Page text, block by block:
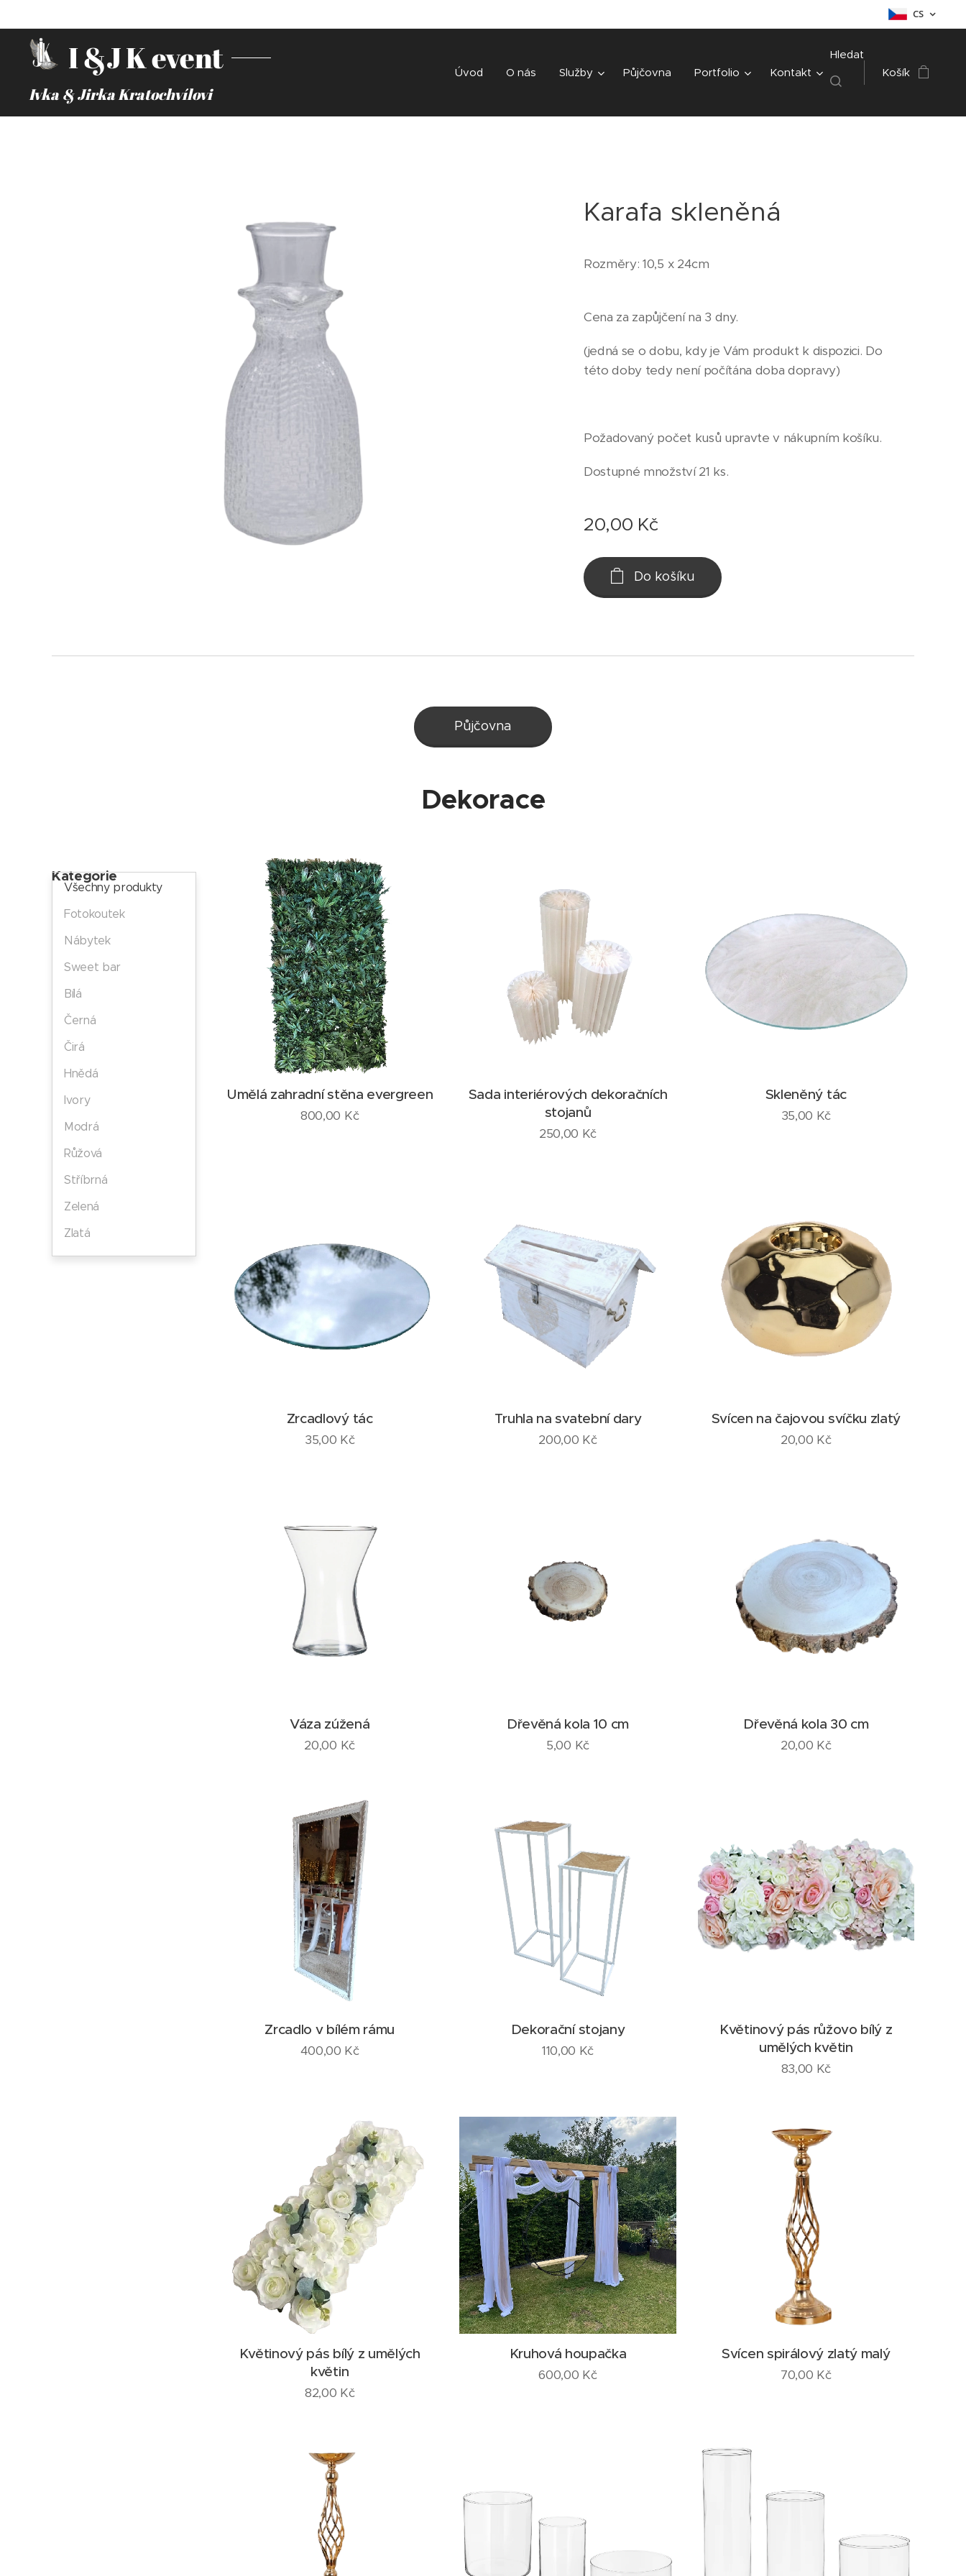
CS
I &J K event
Ivka & Jirka Kratochvílovi
Úvod O nás Služby Půjčovna Portfolio Kontakt
Hledat
Košík
Karafa skleněná
Rozměry: 10,5 x 24cm
Cena za zapůjčení na 3 dny.
(jedná se o dobu, kdy je Vám produkt k dispozici. Do
této doby tedy není počítána doba dopravy)
Požadovaný počet kusů upravte v nákupním košíku.
Dostupné množství 21 ks.
20,00 Kč
Do košíku
Půjčovna
Dekorace
Kategorie
Všechny produkty
Fotokoutek
Nábytek
Sweet bar
Bílá
Černá
Čirá
Hnědá
Ivory
Modrá
Růžová
Stříbrná
Zelená
Zlatá
Umělá zahradní stěna evergreen
800,00 Kč
Sada interiérových dekoračních
stojanů
250,00 Kč
Skleněný tác
35,00 Kč
Zrcadlový tác
35,00 Kč
Truhla na svatební dary
200,00 Kč
Svícen na čajovou svíčku zlatý
20,00 Kč
Váza zúžená
20,00 Kč
Dřevěná kola 10 cm
5,00 Kč
Dřevěná kola 30 cm
20,00 Kč
Zrcadlo v bílém rámu
400,00 Kč
Dekorační stojany
110,00 Kč
Květinový pás růžovo bílý z
umělých květin
83,00 Kč
Květinový pás bílý z umělých
květin
82,00 Kč
Kruhová houpačka
600,00 Kč
Svícen spirálový zlatý malý
70,00 Kč